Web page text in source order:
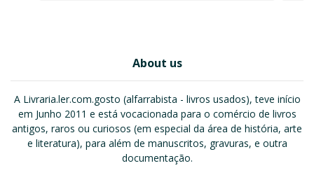
About us
A Livraria.ler.com.gosto (alfarrabista - livros usados), teve início
em Junho 2011 e está vocacionada para o comércio de livros
antigos, raros ou curiosos (em especial da área de história, arte
e literatura), para além de manuscritos, gravuras, e outra
documentação.